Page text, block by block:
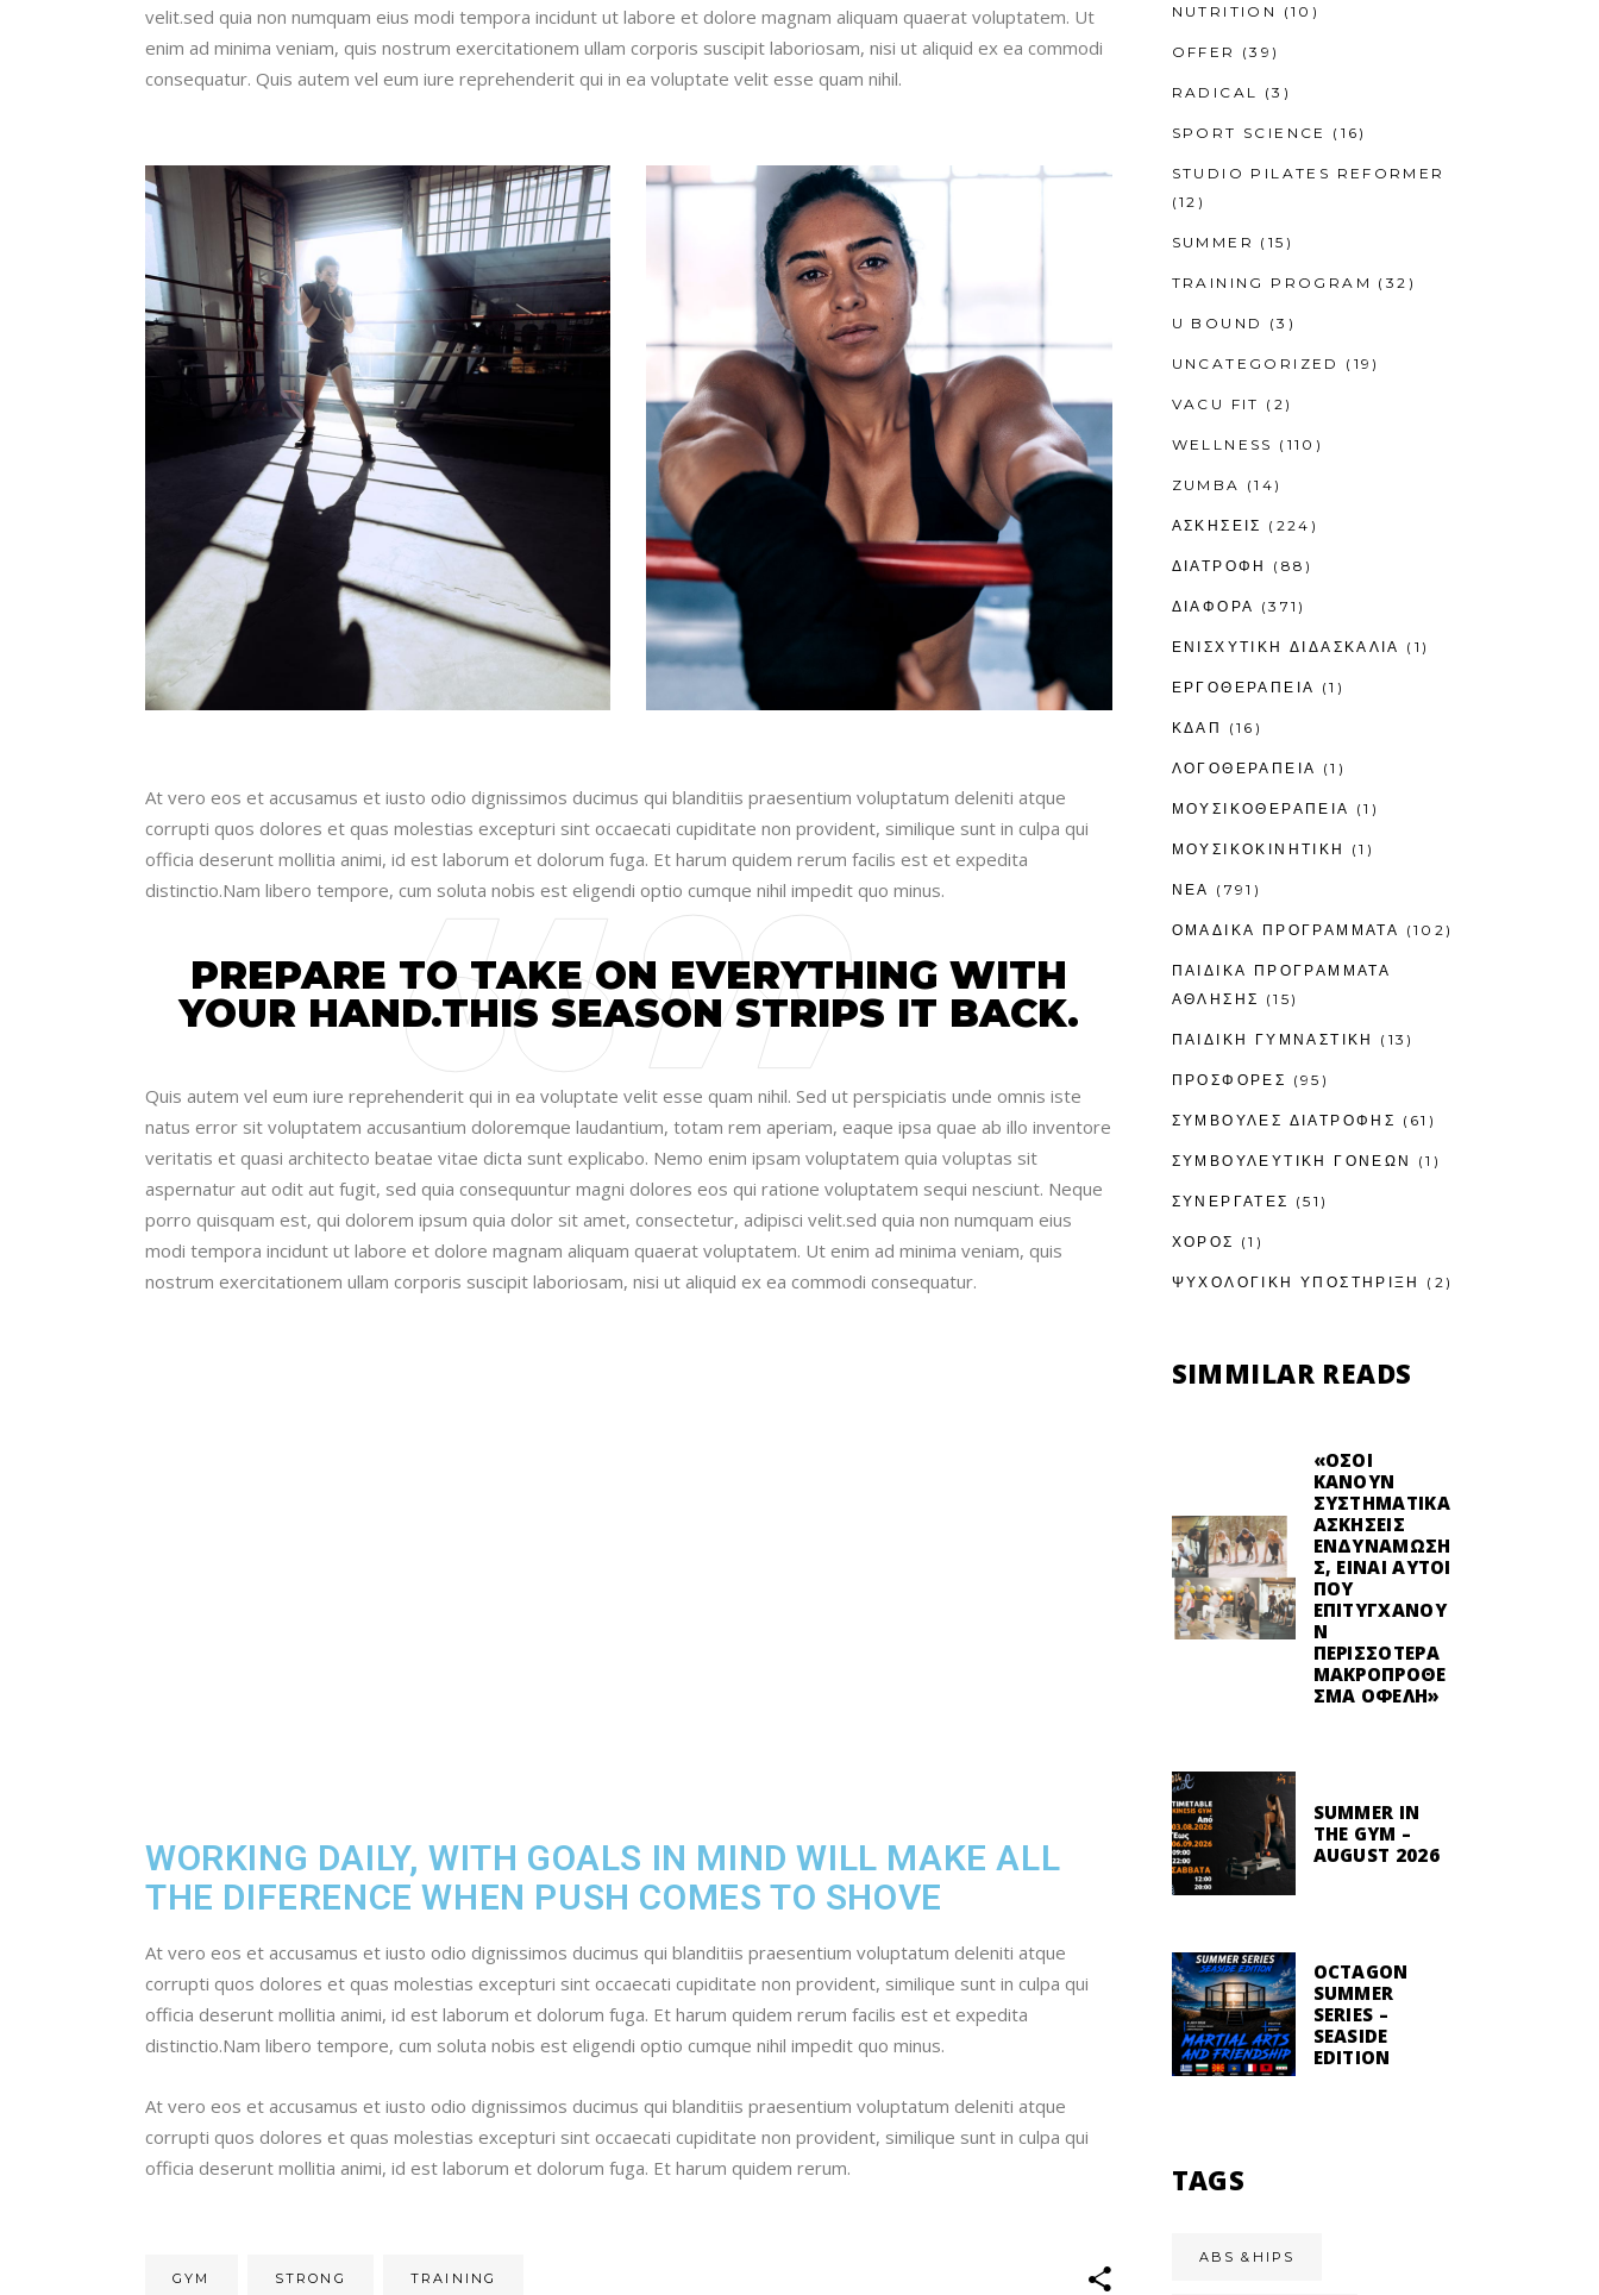
velit.sed quia non numquam eius modi tempora incidunt ut labore et dolore magnam aliquam quaerat voluptatem. Ut
enim ad minima veniam, quis nostrum exercitationem ullam corporis suscipit laboriosam, nisi ut aliquid ex ea commodi
consequatur. Quis autem vel eum iure reprehenderit qui in ea voluptate velit esse quam nihil.
At vero eos et accusamus et iusto odio dignissimos ducimus qui blanditiis praesentium voluptatum deleniti atque
corrupti quos dolores et quas molestias excepturi sint occaecati cupiditate non provident, similique sunt in culpa qui
officia deserunt mollitia animi, id est laborum et dolorum fuga. Et harum quidem rerum facilis est et expedita
distinctio.Nam libero tempore, cum soluta nobis est eligendi optio cumque nihil impedit quo minus.
PREPARE TO TAKE ON EVERYTHING WITH
YOUR HAND.THIS SEASON STRIPS IT BACK.
Quis autem vel eum iure reprehenderit qui in ea voluptate velit esse quam nihil. Sed ut perspiciatis unde omnis iste
natus error sit voluptatem accusantium doloremque laudantium, totam rem aperiam, eaque ipsa quae ab illo inventore
veritatis et quasi architecto beatae vitae dicta sunt explicabo. Nemo enim ipsam voluptatem quia voluptas sit
aspernatur aut odit aut fugit, sed quia consequuntur magni dolores eos qui ratione voluptatem sequi nesciunt. Neque
porro quisquam est, qui dolorem ipsum quia dolor sit amet, consectetur, adipisci velit.sed quia non numquam eius
modi tempora incidunt ut labore et dolore magnam aliquam quaerat voluptatem. Ut enim ad minima veniam, quis
nostrum exercitationem ullam corporis suscipit laboriosam, nisi ut aliquid ex ea commodi consequatur.
WORKING DAILY, WITH GOALS IN MIND WILL MAKE ALL
THE DIFERENCE WHEN PUSH COMES TO SHOVE
At vero eos et accusamus et iusto odio dignissimos ducimus qui blanditiis praesentium voluptatum deleniti atque
corrupti quos dolores et quas molestias excepturi sint occaecati cupiditate non provident, similique sunt in culpa qui
officia deserunt mollitia animi, id est laborum et dolorum fuga. Et harum quidem rerum facilis est et expedita
distinctio.Nam libero tempore, cum soluta nobis est eligendi optio cumque nihil impedit quo minus.
At vero eos et accusamus et iusto odio dignissimos ducimus qui blanditiis praesentium voluptatum deleniti atque
corrupti quos dolores et quas molestias excepturi sint occaecati cupiditate non provident, similique sunt in culpa qui
officia deserunt mollitia animi, id est laborum et dolorum fuga. Et harum quidem rerum.
GYM STRONG TRAINING
NUTRITION (10)
OFFER (39)
RADICAL (3)
SPORT SCIENCE (16)
STUDIO PILATES REFORMER
(12)
SUMMER (15)
TRAINING PROGRAM (32)
U BOUND (3)
UNCATEGORIZED (19)
VACU FIT (2)
WELLNESS (110)
ZUMBA (14)
ΑΣΚΗΣΕΙΣ (224)
ΔΙΑΤΡΟΦΗ (88)
ΔΙΑΦΟΡΑ (371)
ΕΝΙΣΧΥΤΙΚΉ ΔΙΔΑΣΚΑΛΊΑ (1)
ΕΡΓΟΘΕΡΑΠΕΊΑ (1)
ΚΔΑΠ (16)
ΛΟΓΟΘΕΡΑΠΕΊΑ (1)
ΜΟΥΣΙΚΟΘΕΡΑΠΕΊΑ (1)
ΜΟΥΣΙΚΟΚΙΝΗΤΙΚΉ (1)
ΝΕΑ (791)
ΟΜΑΔΙΚΑ ΠΡΟΓΡΑΜΜΑΤΑ (102)
ΠΑΙΔΙΚΆ ΠΡΟΓΡΆΜΜΑΤΑ
ΆΘΛΗΣΗΣ (15)
ΠΑΙΔΙΚΉ ΓΥΜΝΑΣΤΙΚΉ (13)
ΠΡΟΣΦΟΡΕΣ (95)
ΣΥΜΒΟΥΛΕΣ ΔΙΑΤΡΟΦΗΣ (61)
ΣΥΜΒΟΥΛΕΥΤΙΚΉ ΓΟΝΈΩΝ (1)
ΣΥΝΕΡΓΑΤΕΣ (51)
ΧΟΡΟΣ (1)
ΨΥΧΟΛΟΓΙΚΉ ΥΠΟΣΤΉΡΙΞΗ (2)
SIMMILAR READS
«ΌΣΟΙ
ΚΆΝΟΥΝ
ΣΥΣΤΗΜΑΤΙΚΆ
ΑΣΚΉΣΕΙΣ
ΕΝΔΥΝΆΜΩΣΗ
Σ, ΕΊΝΑΙ ΑΥΤΟΊ
ΠΟΥ
ΕΠΙΤΥΓΧΆΝΟΥ
Ν
ΠΕΡΙΣΣΌΤΕΡΑ
ΜΑΚΡΟΠΡΌΘΕ
ΣΜΑ ΟΦΈΛΗ»
SUMMER IN
THE GYM –
AUGUST 2026
OCTAGON
SUMMER
SERIES –
SEASIDE
EDITION
TAGS
ABS &HIPS